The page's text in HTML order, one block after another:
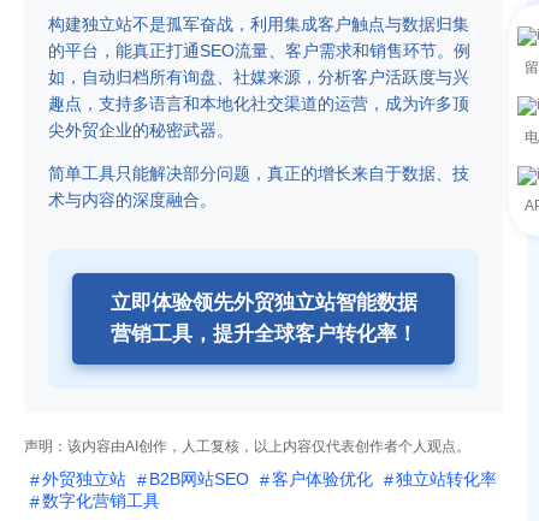
构建独立站不是孤军奋战，利用集成客户触点与数据归集
的平台，能真正打通SEO流量、客户需求和销售环节。例
如，自动归档所有询盘、社媒来源，分析客户活跃度与兴
趣点，支持多语言和本地化社交渠道的运营，成为许多顶
尖外贸企业的秘密武器。
简单工具只能解决部分问题，真正的增长来自于数据、技
术与内容的深度融合。
立即体验领先外贸独立站智能数据
营销工具，提升全球客户转化率！
声明：该内容由AI创作，人工复核，以上内容仅代表创作者个人观点。
外贸独立站 B2B网站SEO 客户体验优化
独立站转化率
数字化营销工具